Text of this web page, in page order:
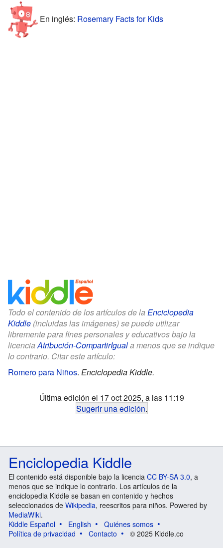
En inglés: Rosemary Facts for Kids
Todo el contenido de los artículos de la Enciclopedia
Kiddle (incluidas las imágenes) se puede utilizar
libremente para fines personales y educativos bajo la
licenciaAtribución-CompartirIguala menos que se indique
lo contrario. Citar este artículo:
Romero para Niños. Enciclopedia Kiddle.
Última edición el 17 oct 2025, a las 11:19
Sugerir una edición.
Enciclopedia Kiddle
El contenido está disponible bajo la licencia CC BY-SA 3.0, a
menos que se indique lo contrario. Los artículos de la
enciclopedia Kiddle se basan en contenido y hechos
seleccionados de Wikipedia, reescritos para niños. Powered by
MediaWiki.
Kiddle Español
English
Quiénes somos
Política de privacidad
Contacto © 2025 Kiddle.co